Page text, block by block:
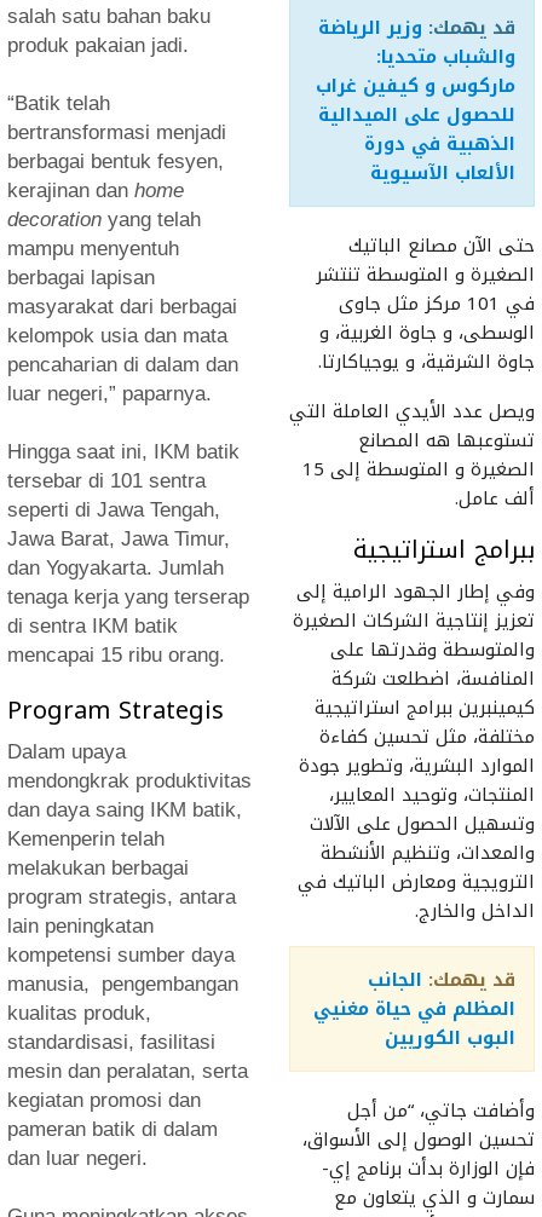
قد يهمك: وزير الرياضة
والشباب متحديا:
ماركوس و كيفين غراب
للحصول على الميدالية
الذهبية في دورة
الألعاب الآسيوية
حتى الآن مصانع الباتيك
الصغيرة و المتوسطة تنتشر
في 101 مركز مثل جاوى
الوسطى، و جاوة الغربية، و
جاوة الشرقية، و يوجياكارتا.
ويصل عدد الأيدي العاملة التي
تستوعبها هه المصانع
الصغيرة و المتوسطة إلى 15
ألف عامل.
ببرامج استراتيجية
وفي إطار الجهود الرامية إلى
تعزيز إنتاجية الشركات الصغيرة
والمتوسطة وقدرتها على
المنافسة، اضطلعت شركة
كيمينبرين ببرامج استراتيجية
مختلفة، مثل تحسين كفاءة
الموارد البشرية، وتطوير جودة
المنتجات، وتوحيد المعايير،
وتسهيل الحصول على الآلات
والمعدات، وتنظيم الأنشطة
الترويجية ومعارض الباتيك في
الداخل والخارج.
قد يهمك: الجانب
المظلم في حياة مغنيي
البوب الكوريين
وأضافت جاتي، “من أجل
تحسين الوصول إلى الأسواق،
فإن الوزارة بدأت برنامج إي-
سمارت و الذي يتعاون مع
salah satu bahan baku
produk pakaian jadi.
“Batik telah
bertransformasi menjadi
berbagai bentuk fesyen,
kerajinan dan home
decoration yang telah
mampu menyentuh
berbagai lapisan
masyarakat dari berbagai
kelompok usia dan mata
pencaharian di dalam dan
luar negeri,” paparnya.
Hingga saat ini, IKM batik
tersebar di 101 sentra
seperti di Jawa Tengah,
Jawa Barat, Jawa Timur,
dan Yogyakarta. Jumlah
tenaga kerja yang terserap
di sentra IKM batik
mencapai 15 ribu orang.
Program Strategis
Dalam upaya
mendongkrak produktivitas
dan daya saing IKM batik,
Kemenperin telah
melakukan berbagai
program strategis, antara
lain peningkatan
kompetensi sumber daya
manusia, pengembangan
kualitas produk,
standardisasi, fasilitasi
mesin dan peralatan, serta
kegiatan promosi dan
pameran batik di dalam
dan luar negeri.